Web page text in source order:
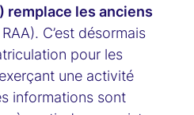
remplace les anciens
C’est désormais
pour les
une activité
informations sont